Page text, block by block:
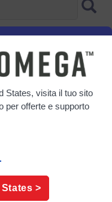
DIN con 6 intervalli di
States, visita il tuo sito
per offerte e supporto
>